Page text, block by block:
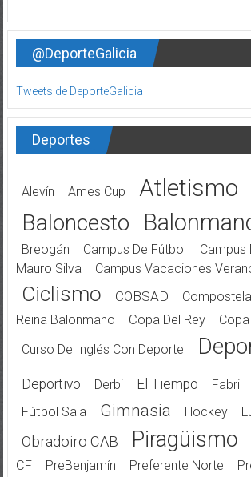
@DeporteGalicia
Tweets de DeporteGalicia
Deportes
Alevín Ames Cup Atletismo
Baloncesto
Breogán
Campus De Fútbol
Campus
Mauro Silva
Campus Vacaciones
Ciclismo COBSAD Compostela
Reina Balonmano
Copa Del Rey
Curso De Inglés Con Deporte
Deportivo Derbi El Tiempo Fabril
Fútbol Sala Gimnasia Hockey
Obradoiro CAB Piragüismo
CF
PreBenjamín Preferente Norte